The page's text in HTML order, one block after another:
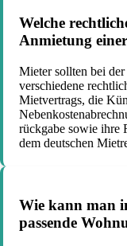
Welche
Anmietung
Mieter sollten bei
verschiedene
Mietvertrags, die
rückgabe sowie ihre
dem deutschen
Wie kann man
passende